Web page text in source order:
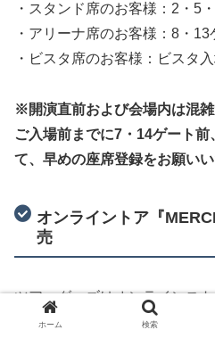
・スタンド席のお客様：2・5
・アリーナ席のお客様：8・
・ビスタ席のお客様：ビスタ
※開演直前および会場内は混雑
ご入場前までに7・14ゲート
て、早めの座席登録をお願いい
オンライントア『
売
ツアーグッズはオンラインス
にて販売もされます。
ホーム 検索